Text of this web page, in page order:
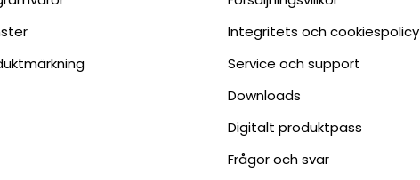
Integritets och cookiespolicy
Service och support
Downloads
Digitalt produktpass
Frågor och svar